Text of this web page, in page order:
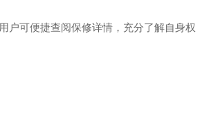
户可便捷查阅保修详情，充分了解自身权